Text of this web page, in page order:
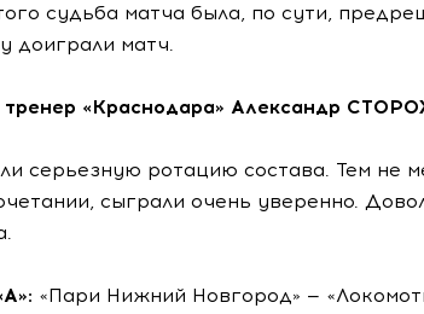
судьба матча была, по сути,
доиграли матч.
тренер «Краснодара» Александр
серьезную ротацию состава. Тем не
сыграли очень уверенно.
«Пари Нижний Новгород» —